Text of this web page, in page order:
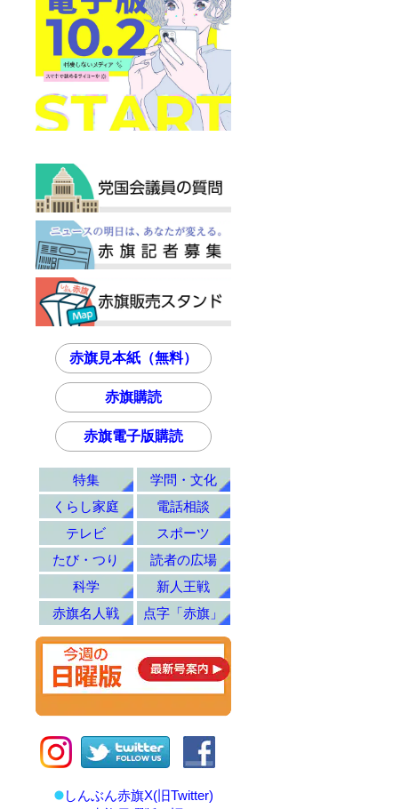
赤旗見本紙（無料）
赤旗購読
赤旗電子版購読
特集
学問・文化
くらし家庭
電話相談
テレビ
スポーツ
たび・つり
読者の広場
科学
新人王戦
赤旗名人戦
点字「赤旗」
しんぶん赤旗X(旧Twitter)